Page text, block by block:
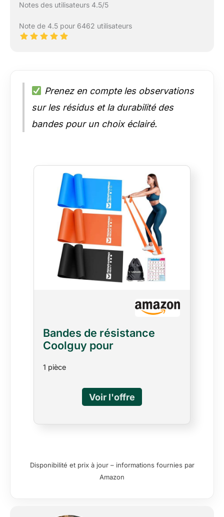
Notes des utilisateurs 4.5/5
Note de 4.5 pour 6462 utilisateurs
Prenez en compte les observations
sur les résidus et la durabilité des
bandes pour un choix éclairé.
Bandes de résistance
Coolguy pour
Pilates, rééducation et
Bandes Non élastiques en
1 pièce
Disponibilité et prix à jour – informations fournies par
Amazon